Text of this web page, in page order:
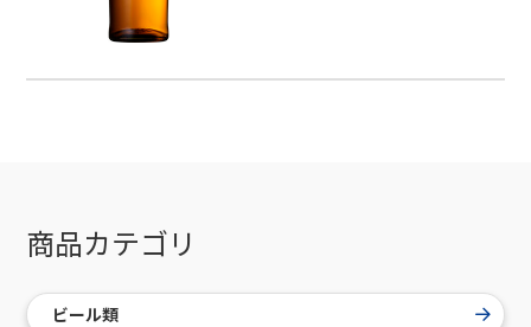
商品カテゴリ
ビール類